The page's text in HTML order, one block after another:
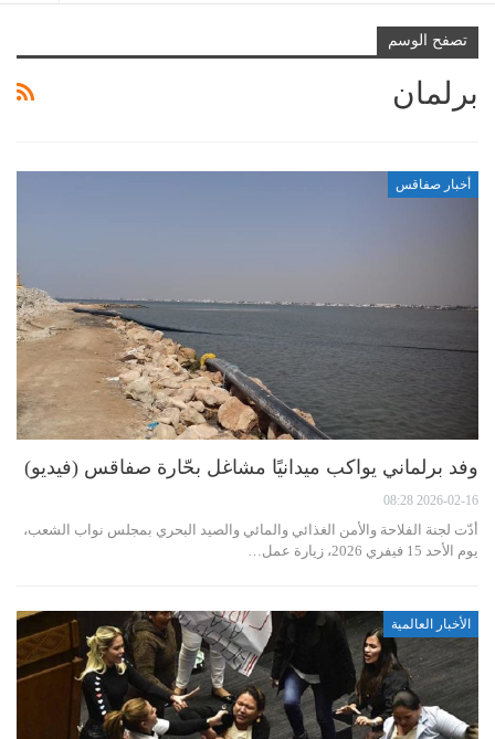
تصفح الوسم
برلمان
أخبار صفاقس
وفد برلماني يواكب ميدانيًا مشاغل بحّارة صفاقس (فيديو)
2026-02-16 08:28
أدّت لجنة الفلاحة والأمن الغذائي والمائي والصيد البحري بمجلس نواب الشعب،
يوم الأحد 15 فيفري 2026، زيارة عمل…
الأخبار العالمية